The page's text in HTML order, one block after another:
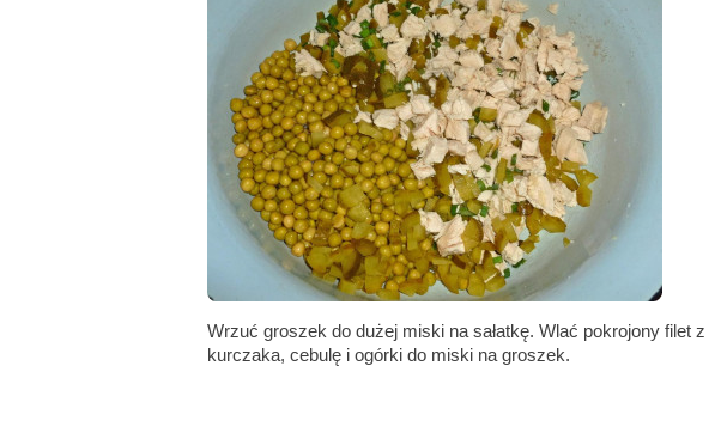
Wrzuć groszek do dużej miski na sałatkę. Wlać pokrojony filet z
kurczaka, cebulę i ogórki do miski na groszek.